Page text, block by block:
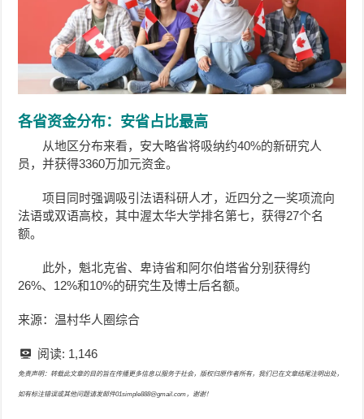
各省资金分布：安省占比最高
从地区分布来看，安大略省将吸纳约40%的新研究人
员，并获得3360万加元资金。
项目同时强调吸引法语科研人才，近四分之一奖项流向
法语或双语高校，其中渥太华大学排名第七，获得27个名
额。
此外，魁北克省、卑诗省和阿尔伯塔省分别获得约
26%、12%和10%的研究生及博士后名额。
来源：温村华人圈综合
阅读: 1,146
免责声明：转载此文章的目的旨在传播更多信息以服务于社会，版权归原作者所有，我们已在文章结尾注明出处，
如有标注错误或其他问题请发邮件01simple888@gmail.com，谢谢！